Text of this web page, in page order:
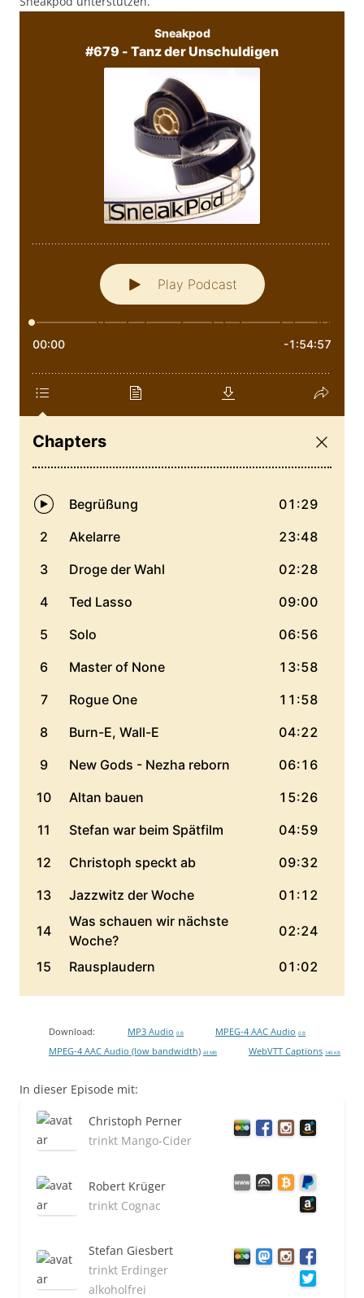
Download: MP3 Audio 0 B MPEG-4 AAC Audio 0 B
MPEG-4 AAC Audio (low bandwidth) 43 MB WebVTT Captions 149 KB
In dieser Episode mit:
Christoph Perner
trinkt Mango-Cider
Robert Krüger
trinkt Cognac
Stefan Giesbert
trinkt Erdinger
alkoholfrei